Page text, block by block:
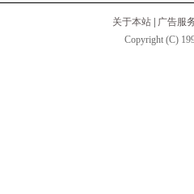
关于本站
广告服
Copyright (C)